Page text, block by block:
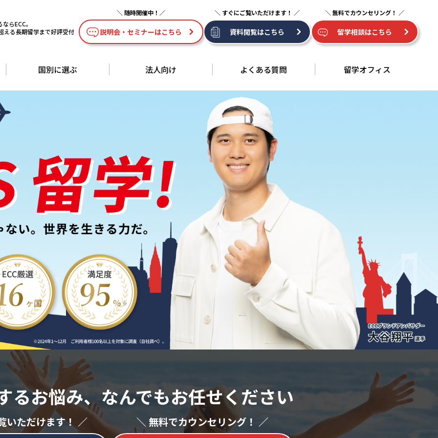
らECC。
える長期留学まで好評受付
説明会・セミナーはこちら 資料閲覧はこちら 留学相談はこちら
国別に選ぶ 法人向け よくある質問 留学オフィス
るお悩み、なんでもお任せください